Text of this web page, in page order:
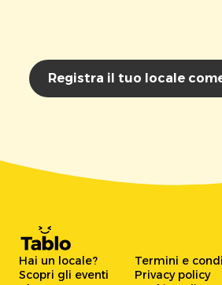
Registra il tuo locale
Hai un locale?
Scopri gli eventi
Termini e
Privacy policy